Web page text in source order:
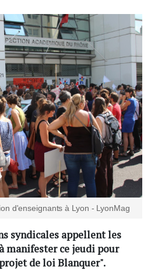
d'enseignants à Lyon - LyonMag
syndicales appellent les
manifester ce jeudi pour
de loi Blanquer".